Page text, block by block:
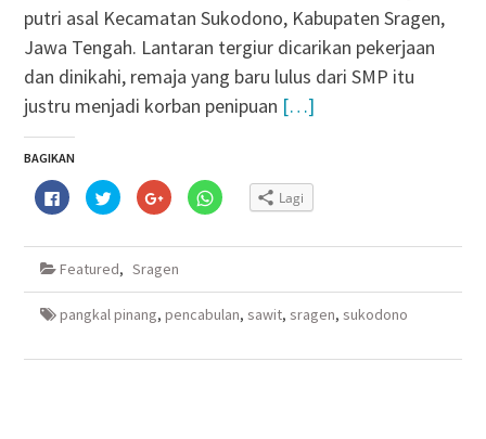
putri asal Kecamatan Sukodono, Kabupaten Sragen,
Jawa Tengah. Lantaran tergiur dicarikan pekerjaan
dan dinikahi, remaja yang baru lulus dari SMP itu
justru menjadi korban penipuan […]
BAGIKAN
Klik
untuk
membagikan
Facebook(Membuka
jendela
baru)
Klik
untuk
berbagi
Twitter(Membuka
jendela
baru)
Klik
untuk
berbagi
Google+
di
yang
baru)
Klik
untuk
WhatsApp(Membuka
baru)
Lagi
Featured, Sragen
pangkal pinang, pencabulan, sawit, sragen, sukodono